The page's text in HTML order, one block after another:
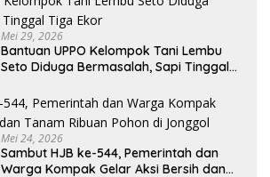
Mei 29, 2026
Bantuan UPPO Kelompok Tani Lembu
Seto Diduga Bermasalah, Sapi Tinggal
Mei 24, 2026
Sambut HJB ke-544, Pemerintah dan
Warga Kompak Gelar Aksi Bersih dan